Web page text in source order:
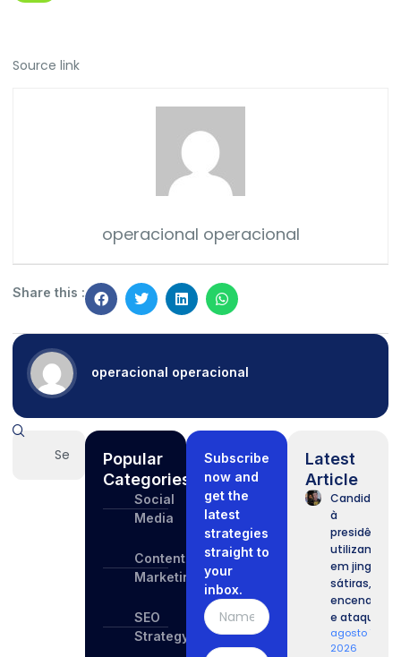
Source link
operacional operacional
Share this :
operacional operacional
Popular
Categories
Social
Media
Content
Marketing
SEO
Strategy
Subscribe
now and
get the
latest
strategies
straight to
your
inbox.
Latest
Article
Candidatos
à
presidência
utilizam IA
em jingles,
sátiras,
encenações
e ataques.
agosto 7,
2026